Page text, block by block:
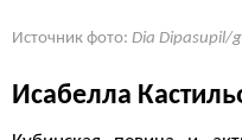
Источник фото: Dia Dipasupil/
Исабелла